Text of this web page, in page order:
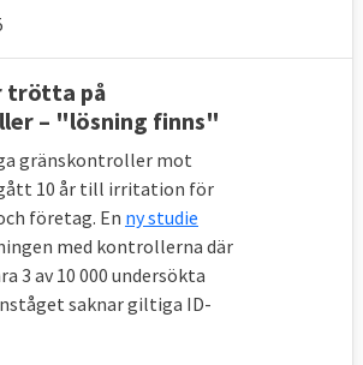
trötta på
– "lösning finns"
gränskontroller mot
10 år till irritation för
företag. En ny studie
med kontrollerna där
3 av 10 000 undersökta
saknar giltiga ID-